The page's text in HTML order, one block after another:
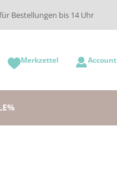
Bestellungen bis 14 Uhr
Merkzettel Account